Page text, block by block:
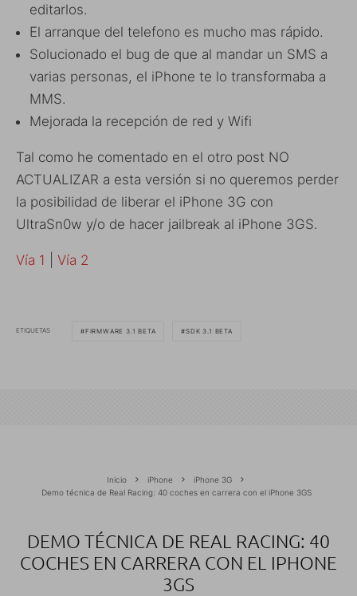
editarlos.
El arranque del telefono es mucho mas rápido.
Solucionado el bug de que al mandar un SMS a
varias personas, el iPhone te lo transformaba a
MMS.
Mejorada la recepción de red y Wifi
Tal como he comentado en el otro post NO
ACTUALIZAR a esta versión si no queremos perder
la posibilidad de liberar el iPhone 3G con
UltraSn0w y/o de hacer jailbreak al iPhone 3GS.
Vía 1 Vía 2
ETIQUETAS FIRMWARE 3.1 BETA SDK 3.1 BETA
Inicio iPhone
iPhone 3G
Demo técnica de Real Racing: 40 coches en carrera con el iPhone 3GS
DEMO TÉCNICA DE REAL RACING: 40
COCHES EN CARRERA CON EL IPHONE
3GS